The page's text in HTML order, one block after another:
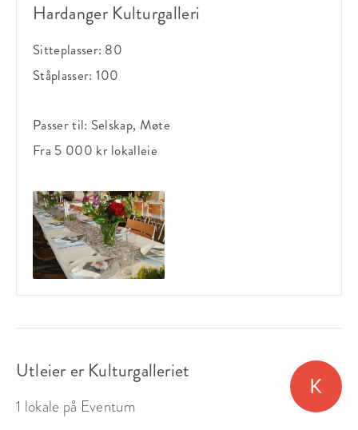
Hardanger Kulturgalleri
Sitteplasser: 80
Ståplasser: 100
Passer til: Selskap, Møte
Fra 5 000 kr lokalleie
Utleier er Kulturgalleriet
1 lokale på Eventum